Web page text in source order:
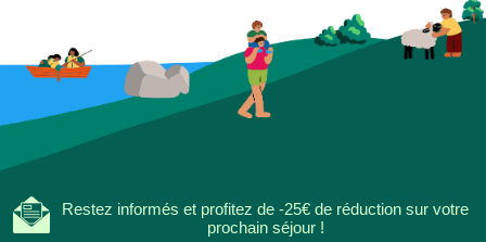
Restez informés et profitez de -25€ de réduction sur votre
prochain séjour !